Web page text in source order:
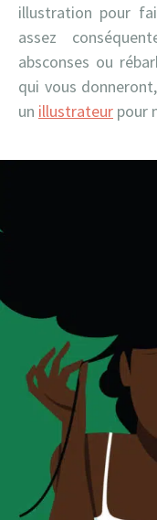
illustration pour
assez
absconses ou
qui vous
un illustrateur pour